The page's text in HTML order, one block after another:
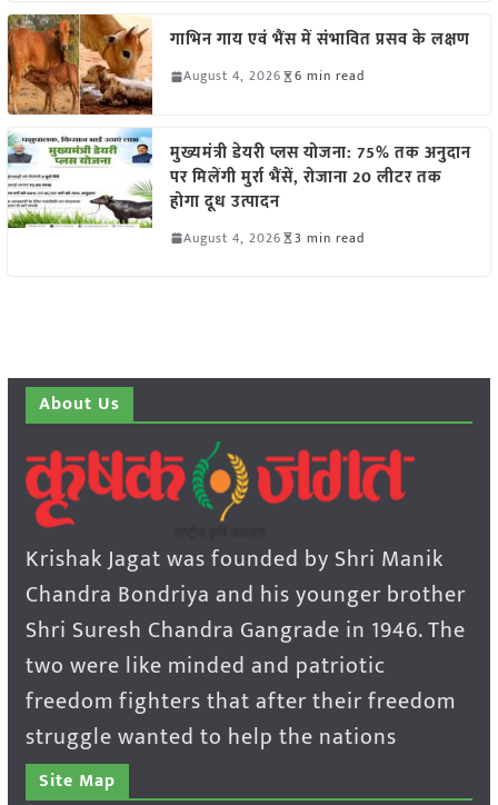
गाभिन गाय एवं भैंस में संभावित प्रसव के लक्षण
August 4, 2026 6 min read
मुख्यमंत्री डेयरी प्लस योजना: 75% तक अनुदान
पर मिलेंगी मुर्रा भैंसें, रोजाना 20 लीटर तक
होगा दूध उत्पादन
August 4, 2026 3 min read
About Us
Krishak Jagat was founded by Shri Manik
Chandra Bondriya and his younger brother
Shri Suresh Chandra Gangrade in 1946. The
two were like minded and patriotic
freedom fighters that after their freedom
struggle wanted to help the nations
Site Map